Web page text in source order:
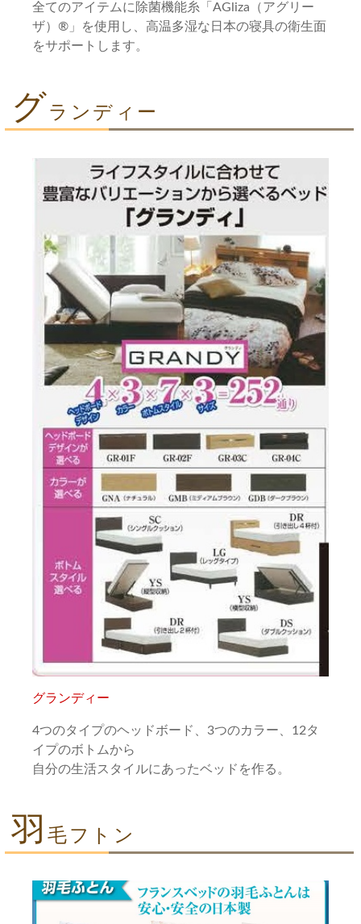
全てのアイテムに除菌機能糸「AGliza（アグリー
ザ）®」を使用し、高温多湿な日本の寝具の衛生面
をサポートします。
グ ランディー
グランディー
4つのタイプのヘッドボード、3つのカラー、12タ
イプのボトムから
自分の生活スタイルにあったベッドを作る。
羽毛フトン